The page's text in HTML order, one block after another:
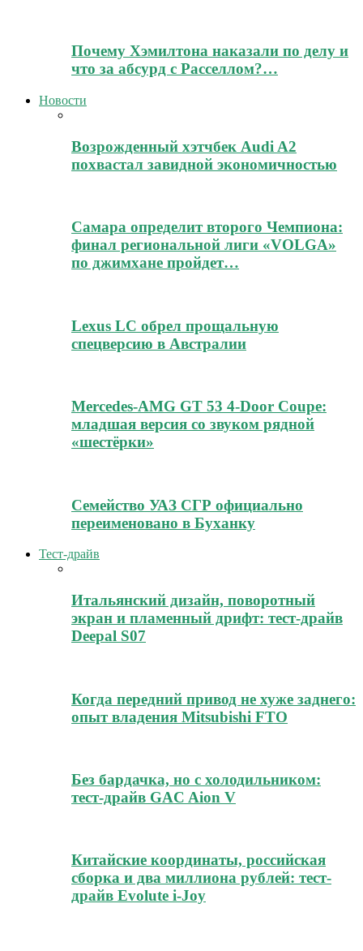
Почему Хэмилтона наказали по делу и
что за абсурд с Расселлом?…
Новости
Возрожденный хэтчбек Audi A2
похвастал завидной экономичностью
Самара определит второго Чемпиона:
финал региональной лиги «VOLGA»
по джимхане пройдет…
Lexus LC обрел прощальную
спецверсию в Австралии
Mercedes-AMG GT 53 4-Door Coupe:
младшая версия со звуком рядной
«шестёрки»
Семейство УАЗ СГР официально
переименовано в Буханку
Тест-драйв
Итальянский дизайн, поворотный
экран и пламенный дрифт: тест-драйв
Deepal S07
Когда передний привод не хуже заднего:
опыт владения Mitsubishi FTO
Без бардачка, но с холодильником:
тест-драйв GAC Aion V
Китайские координаты, российская
сборка и два миллиона рублей: тест-
драйв Evolute i-Joy